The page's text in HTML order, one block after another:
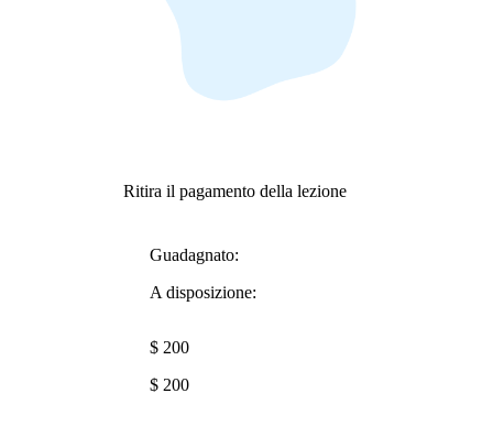
Ritira il pagamento della lezione
Guadagnato:
A disposizione:
$ 200
$ 200